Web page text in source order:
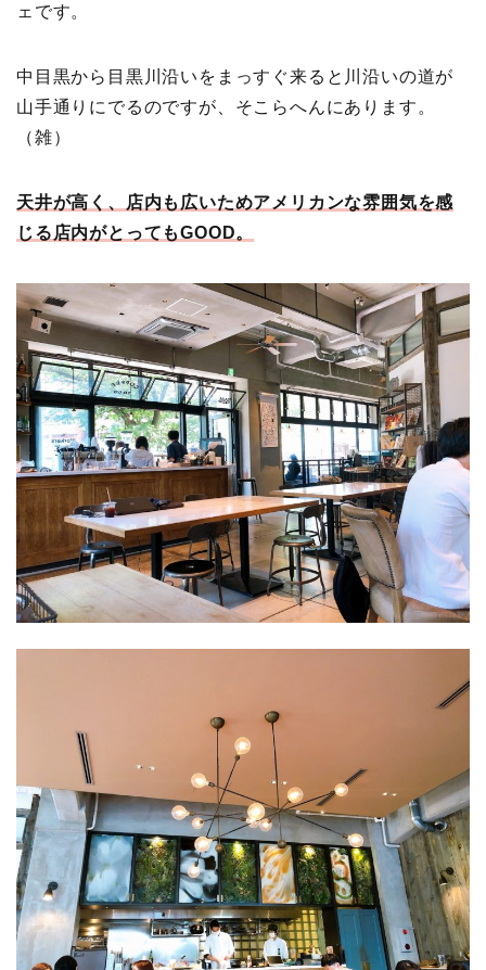
ェです。
中目黒から目黒川沿いをまっすぐ来ると川沿いの道が
山手通りにでるのですが、そこらへんにあります。
（雑）
天井が高く、店内も広いためアメリカンな雰囲気を感
じる店内がとってもGOOD。